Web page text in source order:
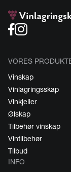
VORES
Vinskap
Vinlagringsskap
Vinkjeller
Ølskap
Tilbehør vinskap
Vintilbehør
Tilbud
INFO